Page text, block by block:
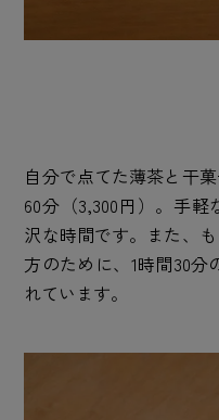
自分で点てた薄茶と干
60分（3,300円）。手
沢な時間です。また、
方のために、1時間30分
れています。